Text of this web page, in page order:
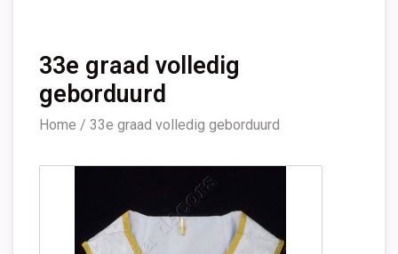
33e graad volledig
geborduurd
Home / 33e graad volledig geborduurd